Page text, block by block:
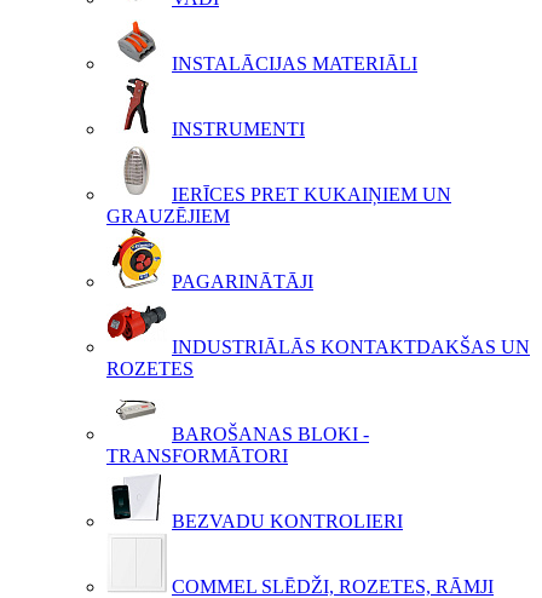
INSTALĀCIJAS MATERIĀLI
INSTRUMENTI
IERĪCES PRET KUKAIŅIEM UN
GRAUZĒJIEM
PAGARINĀTĀJI
INDUSTRIĀLĀS KONTAKTDAKŠAS UN
ROZETES
BAROŠANAS BLOKI -
TRANSFORMĀTORI
BEZVADU KONTROLIERI
COMMEL SLĒDŽI, ROZETES, RĀMJI